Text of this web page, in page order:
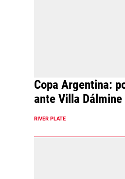
Copa Argentina:
ante Villa Dálmine
RIVER PLATE